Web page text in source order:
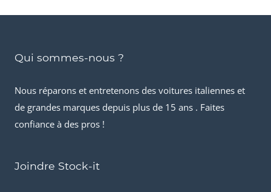
Qui sommes-nous ?
Nous réparons et entretenons des voitures italiennes et
de grandes marques depuis plus de 15 ans . Faites
confiance à des pros !
Joindre Stock-it